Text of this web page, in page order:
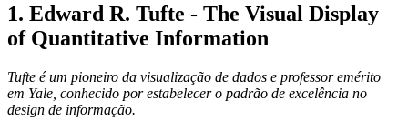
1. Edward R. Tufte - The Visual Display
of Quantitative Information
Tufte é um pioneiro da visualização de dados e professor emérito
em Yale, conhecido por estabelecer o padrão de excelência no
design de informação.